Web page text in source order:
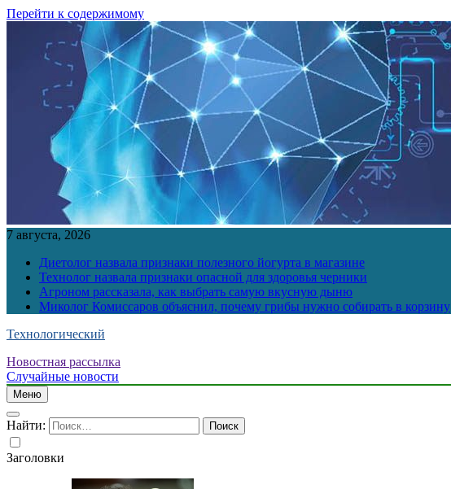
Перейти к содержимому
7 августа, 2026
Диетолог назвала признаки полезного йогурта в магазине
Технолог назвала признаки опасной для здоровья черники
Агроном рассказала, как выбрать самую вкусную дыню
Миколог Комиссаров объяснил, почему грибы нужно собирать в корзину
Технологический
Новостная рассылка
Случайные новости
Меню
Найти:
Заголовки